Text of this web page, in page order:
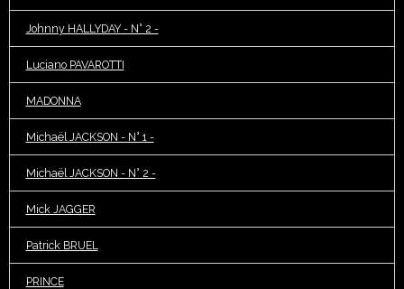
Johnny HALLYDAY - N° 2 -
Luciano PAVAROTTI
MADONNA
Michaël JACKSON - N° 1 -
Michaël JACKSON - N° 2 -
Mick JAGGER
Patrick BRUEL
PRINCE